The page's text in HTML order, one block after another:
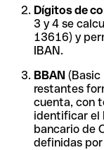
Dígitos de
3 y 4 se
13616) y
IBAN.
BBAN (Basic
restantes
cuenta, con
identificar el
bancario de
definidas